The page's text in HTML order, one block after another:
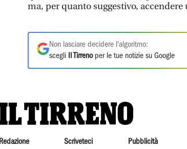
ma, per quanto suggestivo, accendere
Non lasciare decidere l'algoritmo:
scegli
Il Tirrenoper le tue notizie su Google
Redazione Scriveteci Pubblicità